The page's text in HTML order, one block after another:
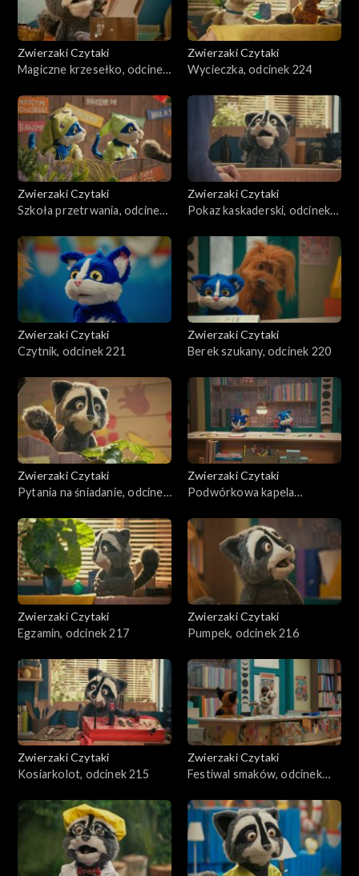
Zwierzaki Czytaki
Magiczne krzesełko, odcinek
Zwierzaki Czytaki
Wycieczka, odcinek 224
Zwierzaki Czytaki
Szkoła przetrwania, odcinek
Zwierzaki Czytaki
Pokaz kaskaderski, odcinek
Zwierzaki Czytaki
Czytnik, odcinek 221
Zwierzaki Czytaki
Berek szukany, odcinek 220
Zwierzaki Czytaki
Pytania na śniadanie, odcinek
Zwierzaki Czytaki
Podwórkowa kapela
Zwierzaki Czytaki
Egzamin, odcinek 217
Zwierzaki Czytaki
Pumpek, odcinek 216
Zwierzaki Czytaki
Kosiarkolot, odcinek 215
Zwierzaki Czytaki
Festiwal smaków, odcinek